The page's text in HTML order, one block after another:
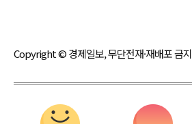
Copyright © 경제일보, 무단전재·재배포 금지